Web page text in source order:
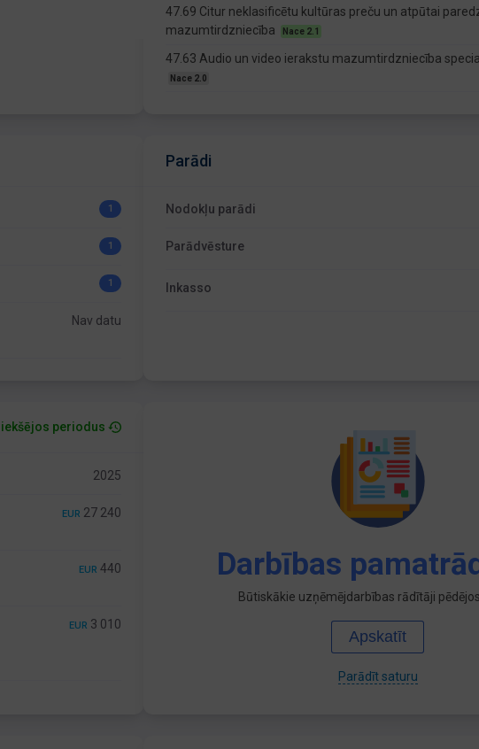
47.69 Citur neklasificētu kultūras preču un atpūtai
mazumtirdzniecība
Nace 2.1
47.63 Audio un video ierakstu mazumtirdzniecība
Nace 2.0
1
1
1
Nav datu
Parādi
Nodokļu parādi
Parādvēsture
Inkasso
periodus
2025
EUR 27 240
EUR 440
EUR 3 010
Darbības
Būtiskākie uzņēmējdarbības rādītāji
Apskatīt
Parādīt saturu